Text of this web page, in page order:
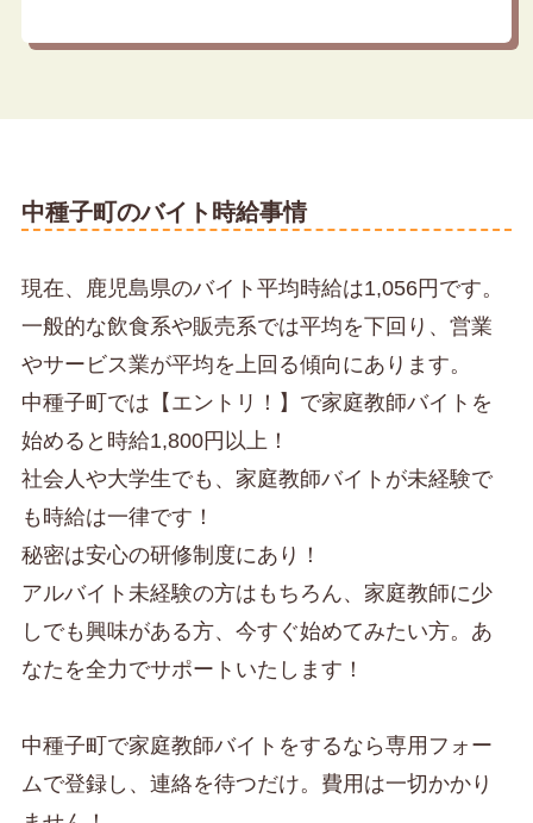
中種子町のバイト時給事情
現在、鹿児島県のバイト平均時給は1,056円です。
一般的な飲食系や販売系では平均を下回り、営業
やサービス業が平均を上回る傾向にあります。
中種子町では【エントリ！】で家庭教師バイトを
始めると時給1,800円以上！
社会人や大学生でも、家庭教師バイトが未経験で
も時給は一律です！
秘密は安心の研修制度にあり！
アルバイト未経験の方はもちろん、家庭教師に少
しでも興味がある方、今すぐ始めてみたい方。あ
なたを全力でサポートいたします！
中種子町で家庭教師バイトをするなら専用フォー
ムで登録し、連絡を待つだけ。費用は一切かかり